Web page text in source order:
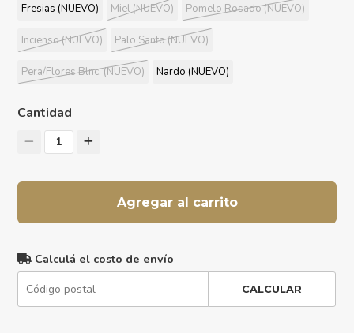
Fresias (NUEVO) Miel (NUEVO) Pomelo Rosado (NUEVO)
Incienso (NUEVO) Palo Santo (NUEVO)
Pera/Flores Blnc. (NUEVO) Nardo (NUEVO)
Cantidad
1
Agregar al carrito
Calculá el costo de envío
CALCULAR